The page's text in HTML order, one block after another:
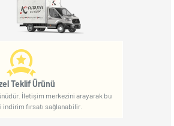
Teklif Ürünü
İletişim merkezini arayarak bu
indirim fırsatı sağlanabilir.